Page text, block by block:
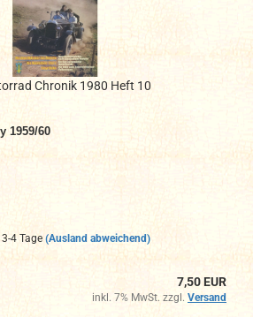
Chronik 1980 Heft 10
1959/60
3-4 Tage (Ausland abweichend)
7,50 EUR
inkl. 7% MwSt. zzgl. Versand